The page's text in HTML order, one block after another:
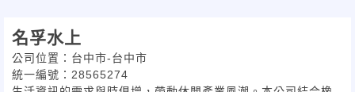
名孚水上
公司位置：台中市-台中市
統一編號：28565274